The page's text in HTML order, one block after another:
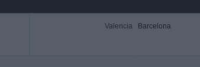
Valencia Barcelona